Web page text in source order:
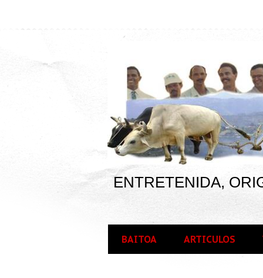
ENTRETENIDA,
BAITOA ARTICULOS